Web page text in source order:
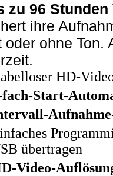
zu 96
ihre
oder ohne Ton.
HD-
fach-Start-
übertragen
Video-